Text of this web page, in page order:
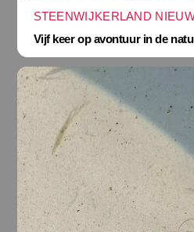
STEENWIJKERLAND
Vijf keer op avontuur in de